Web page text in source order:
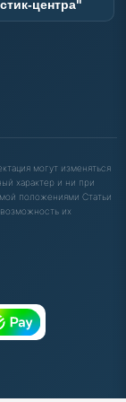
центра"
могут изменяться
характер и ни при
положениями Статьи
их